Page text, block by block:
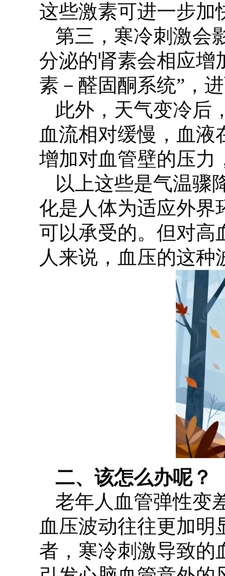
这些激素可进一步加
第三，寒冷刺激会
分泌的肾素会相应增
素－醛固酮系统”，
此外，天气变冷后
血流相对缓慢，血液
增加对血管壁的压力
以上这些是气温骤
化是人体为适应外界
可以承受的。但对高
人来说，血压的这
二、该怎么办呢？
老年人血管弹性变
血压波动往往更加
者，寒冷刺激导致的